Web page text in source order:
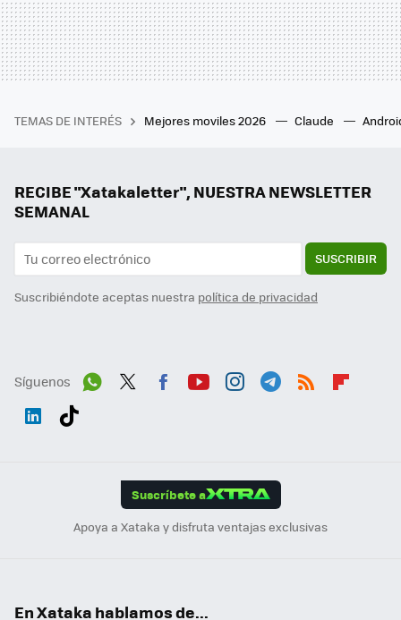
TEMAS DE INTERÉS Mejores moviles 2026 Claude
RECIBE "Xatakaletter", NUESTRA NEWSLETTER
SEMANAL
SUSCRIBIR
Suscribiéndote aceptas nuestra política de privacidad
Síguenos
Suscríbete a
Apoya a Xataka y disfruta ventajas exclusivas
En Xataka hablamos de...